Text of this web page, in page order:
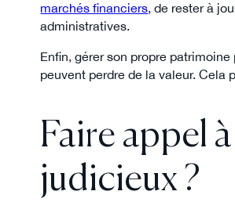
marchés financiers, de rester à
administratives.
Enfin, gérer son propre
peuvent perdre de la valeur. Cela
Faire appel
judicieux ?